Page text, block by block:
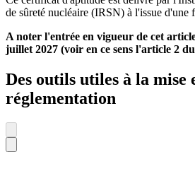
de sûreté nucléaire (IRSN) à l'issue d'une
A noter l'entrée en vigueur de cet
juillet 2027 (voir en ce sens l'article 2
Des outils utiles à la mise
réglementation